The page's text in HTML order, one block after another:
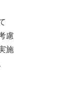
慮
施